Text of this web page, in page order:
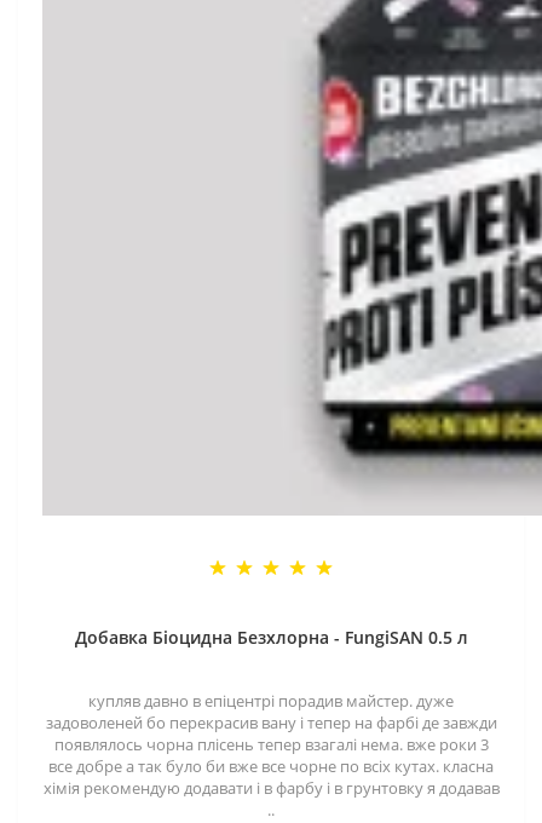
Добавка Біоцидна Безхлорна - FungiSAN 0.5 л
купляв давно в епіцентрі порадив майстер. дуже
задоволеней бо перекрасив вану і тепер на фарбі де завжди
появлялось чорна плісень тепер взагалі нема. вже роки 3
все добре а так було би вже все чорне по всіх кутах. класна
хімія рекомендую додавати і в фарбу і в грунтовку я додавав
..